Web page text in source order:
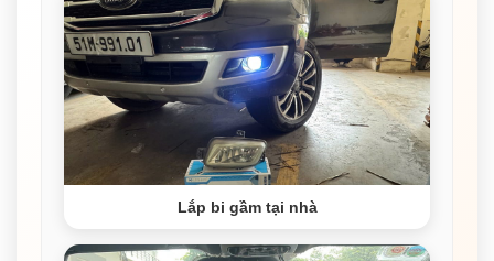
Lắp bi gầm tại nhà